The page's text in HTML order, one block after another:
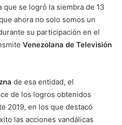
que se logró la siembra de 13
ahora no solo somos un
su participación en el
Venezolana de Televisión
de esa entidad, el
de los logros obtenidos
2019, en los que destacó
las acciones vandálicas